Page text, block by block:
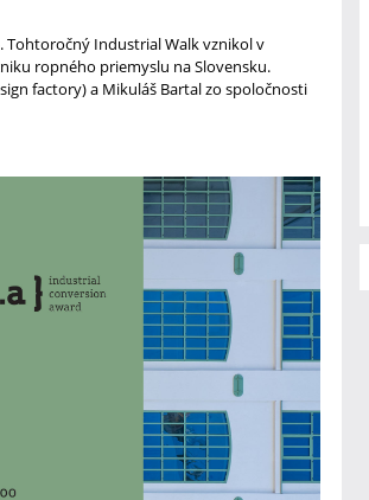
Tohtoročný Industrial Walk vznikol v
ropného priemyslu na Slovensku.
factory) a Mikuláš Bartal zo spoločnosti